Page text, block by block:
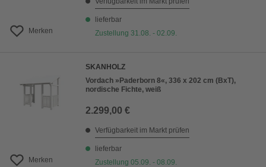
Merken
lieferbar
Zustellung 31.08. - 02.09.
Merken
SKANHOLZ
Vordach »Paderborn 8«, 336 x 202 cm (BxT),
nordische Fichte, weiß
2.299,00 €
Verfügbarkeit im Markt prüfen
lieferbar
Zustellung 05.09. - 08.09.